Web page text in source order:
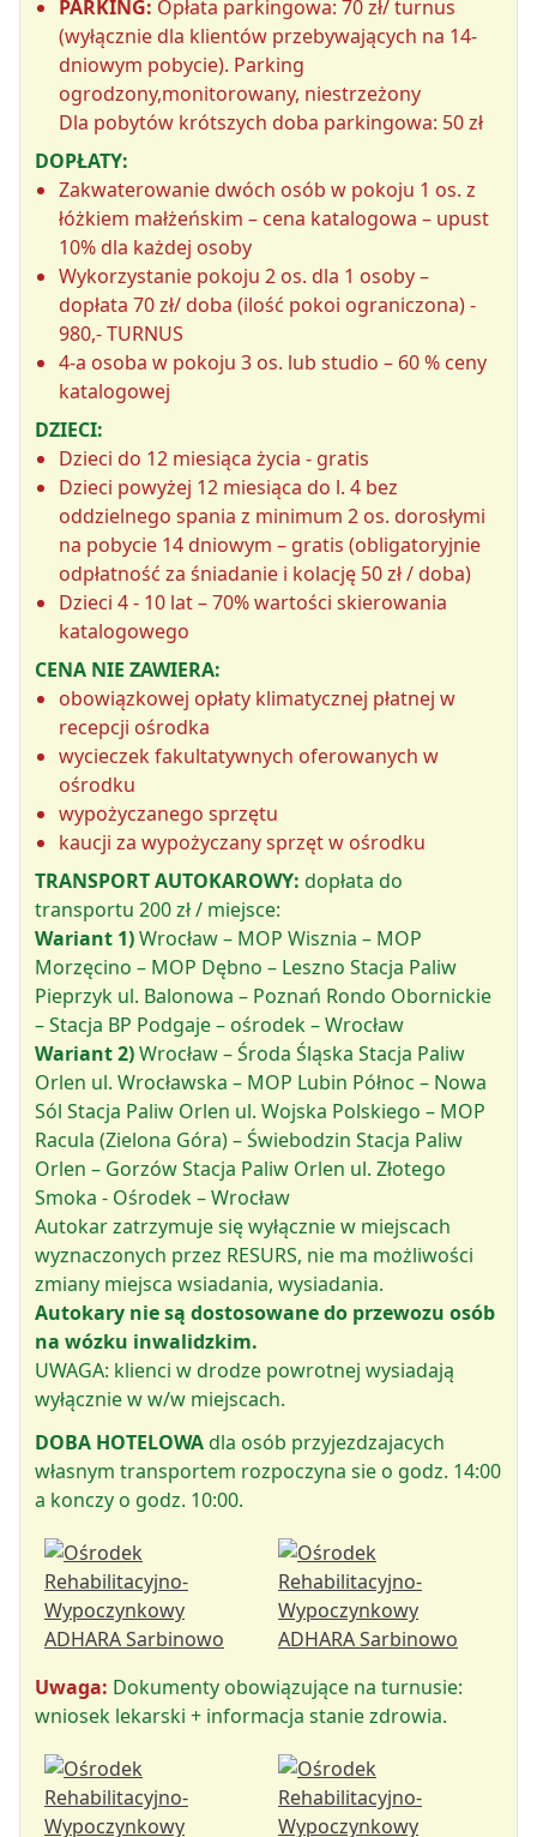
PARKING: Opłata parkingowa: 70 zł/ turnus
(wyłącznie dla klientów przebywających na 14-
dniowym pobycie). Parking
ogrodzony,monitorowany, niestrzeżony
Dla pobytów krótszych doba parkingowa: 50 zł
DOPŁATY:
Zakwaterowanie dwóch osób w pokoju 1 os. z
łóżkiem małżeńskim – cena katalogowa – upust
10% dla każdej osoby
Wykorzystanie pokoju 2 os. dla 1 osoby –
dopłata 70 zł/ doba (ilość pokoi ograniczona) -
980,- TURNUS
4-a osoba w pokoju 3 os. lub studio – 60 % ceny
katalogowej
DZIECI:
Dzieci do 12 miesiąca życia - gratis
Dzieci powyżej 12 miesiąca do l. 4 bez
oddzielnego spania z minimum 2 os. dorosłymi
na pobycie 14 dniowym – gratis (obligatoryjnie
odpłatność za śniadanie i kolację 50 zł / doba)
Dzieci 4 - 10 lat – 70% wartości skierowania
katalogowego
CENA NIE ZAWIERA:
obowiązkowej opłaty klimatycznej płatnej w
recepcji ośrodka
wycieczek fakultatywnych oferowanych w
ośrodku
wypożyczanego sprzętu
kaucji za wypożyczany sprzęt w ośrodku
TRANSPORT AUTOKAROWY: dopłata do
transportu 200 zł / miejsce:
Wariant 1)Wrocław – MOP Wisznia – MOP
Morzęcino – MOP Dębno – Leszno Stacja Paliw
Pieprzyk ul. Balonowa – Poznań Rondo Obornickie
– Stacja BP Podgaje – ośrodek – Wrocław
Wariant 2)Wrocław – Środa Śląska Stacja Paliw
Orlen ul. Wrocławska – MOP Lubin Północ – Nowa
Sól Stacja Paliw Orlen ul. Wojska Polskiego – MOP
Racula (Zielona Góra) – Świebodzin Stacja Paliw
Orlen – Gorzów Stacja Paliw Orlen ul. Złotego
Smoka - Ośrodek – Wrocław
Autokar zatrzymuje się wyłącznie w miejscach
wyznaczonych przez RESURS, nie ma możliwości
zmiany miejsca wsiadania, wysiadania.
Autokary nie są dostosowane do przewozu osób
na wózku inwalidzkim.
UWAGA: klienci w drodze powrotnej wysiadają
wyłącznie w w/w miejscach.
DOBA HOTELOWAdla osób przyjezdzajacych
własnym transportem rozpoczyna sie o godz. 14:00
a konczy o godz. 10:00.
Uwaga: Dokumenty obowiązujące na turnusie:
wniosek lekarski + informacja stanie zdrowia.